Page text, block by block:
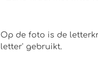
Op de foto is de
letter' gebruikt.